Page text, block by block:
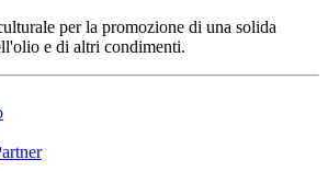
per la promozione di una solida
e di altri condimenti.